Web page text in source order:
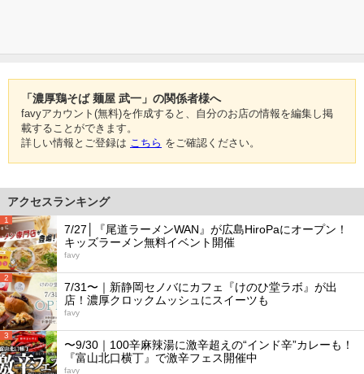
「濃厚鶏そば 麺屋 武一」の関係者様へ
favyアカウント(無料)を作成すると、自分のお店の情報を編集し掲
載することができます。
詳しい情報とご登録は こちら をご確認ください。
アクセスランキング
1
7/27│『尾道ラーメンWAN』が広島HiroPaにオープン！
キッズラーメン無料イベント開催
favy
2
7/31〜｜新静岡セノバにカフェ『けのひ堂ラボ』が出
店！濃厚クロックムッシュにスイーツも
favy
3
〜9/30｜100辛麻辣湯に激辛超えの“インド辛”カレーも！
『富山北口横丁』で激辛フェス開催中
favy